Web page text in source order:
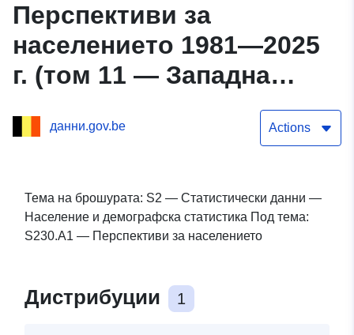
Перспективи за
населението 1981—2025
г. (том 11 — Западна
данни.gov.be Actions
Тема на брошурата: S2 — Статистически данни —
Население и демографска статистика Под тема:
S230.A1 — Перспективи за населението
Дистрибуции 1